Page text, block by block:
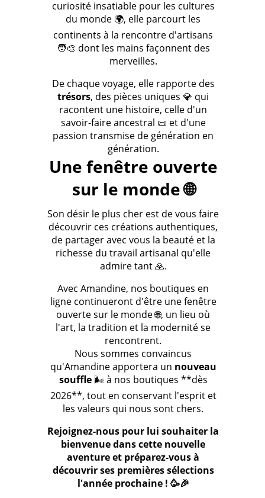
curiosité insatiable pour les cultures
du monde 🌍, elle parcourt les
continents à la rencontre d'artisans
🧑‍🎨 dont les mains façonnent des
merveilles.
De chaque voyage, elle rapporte des
trésors, des pièces uniques 💎 qui
racontent une histoire, celle d'un
savoir-faire ancestral 📜 et d'une
passion transmise de génération en
génération.
Une fenêtre ouverte
sur le monde 🌐
Son désir le plus cher est de vous faire
découvrir ces créations authentiques,
de partager avec vous la beauté et la
richesse du travail artisanal qu'elle
admire tant 🙏.
Avec Amandine, nos boutiques en
ligne continueront d'être une fenêtre
ouverte sur le monde 🌐, un lieu où
l'art, la tradition et la modernité se
rencontrent.
Nous sommes convaincus
qu'Amandine apportera un nouveau
souffle🌬️ à nos boutiques **dès
2026**, tout en conservant l'esprit et
les valeurs qui nous sont chers.
Rejoignez-nous pour lui souhaiter la
bienvenue dans cette nouvelle
aventure et préparez-vous à
découvrir ses premières sélections
l'année prochaine ! 🥳🎉